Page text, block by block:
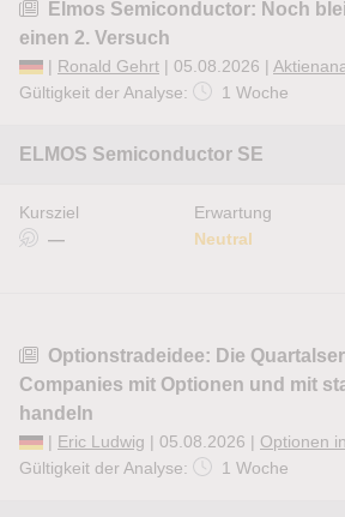
Elmos Semiconductor: Noch
einen 2. Versuch
| Ronald Gehrt | 05.08.2026 |
Gültigkeit der Analyse:
1 Woche
ELMOS Semiconductor SE
Kursziel
—
Erwartung
Neutral
Optionstradeidee: Die
Companies mit Optionen und mit
handeln
| Eric Ludwig | 05.08.2026 | Optionen
Gültigkeit der Analyse:
1 Woche